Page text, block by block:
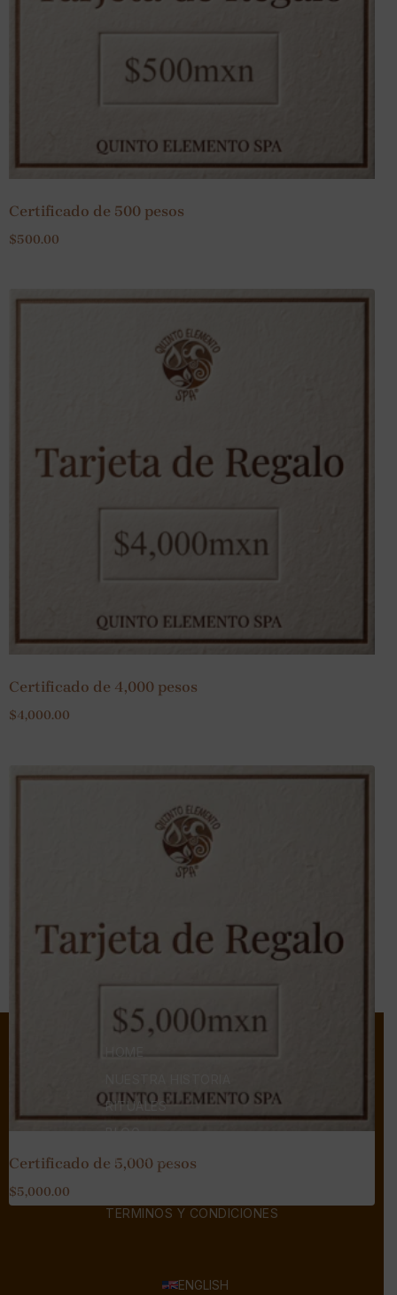
Certificado de 500 pesos
$500.00
Certificado de 4,000 pesos
$4,000.00
Certificado de 5,000 pesos
$5,000.00
HOME
RITUALES
BLOG
CONTACTO
TERMINOS Y CONDICIONES
ENGLISH